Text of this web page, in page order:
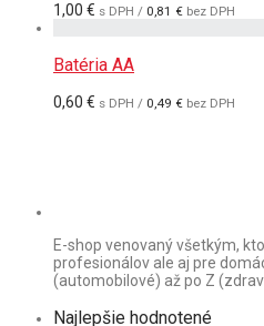
1,00 € s DPH / 0,81 € bez DPH
Batéria AA
0,60 € s DPH / 0,49 € bez DPH
E-shop venovaný všetkým,
profesionálov ale aj pre
(automobilové) až po Z
Najlepšie hodnotené